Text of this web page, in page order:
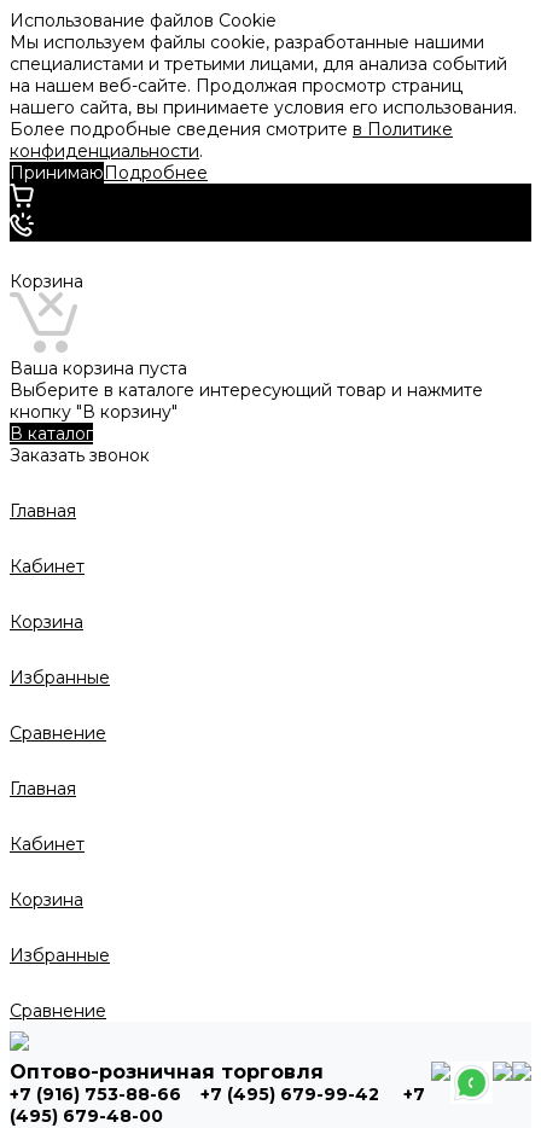
Использование файлов Cookie
Мы используем файлы cookie, разработанные нашими
специалистами и третьими лицами, для анализа событий
на нашем веб-сайте. Продолжая просмотр страниц
нашего сайта, вы принимаете условия его использования.
Более подробные сведения смотрите в Политике
конфиденциальности.
ПринимаюПодробнее
Корзина
Ваша корзина пуста
Выберите в каталоге интересующий товар и нажмите
кнопку "В корзину"
В каталог
Заказать звонок
Главная
Кабинет
Корзина
Избранные
Сравнение
Главная
Кабинет
Корзина
Избранные
Сравнение
Оптово-розничная торговля
+7 (916) 753-88-66 +7 (495) 679-99-42
+7
(495) 679-48-00